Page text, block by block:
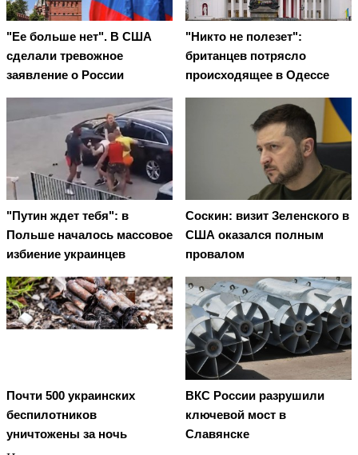
"Ее больше нет". В США
сделали тревожное
заявление о России
"Никто не полезет":
британцев потрясло
происходящее в Одессе
"Путин ждет тебя": в
Польше началось массовое
избиение украинцев
Соскин: визит Зеленского в
США оказался полным
провалом
Почти 500 украинских
беспилотников
уничтожены за ночь
ВКС России разрушили
ключевой мост в
Славянске